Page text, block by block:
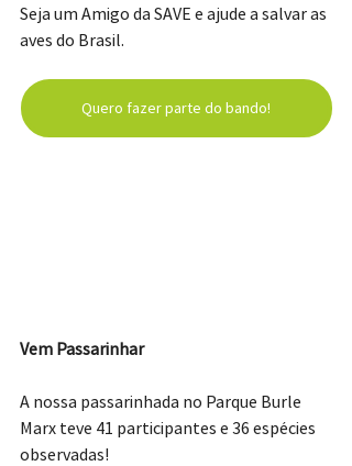
Seja um Amigo da SAVE e ajude a salvar as
aves do Brasil.
Quero fazer parte do bando!
Vem Passarinhar
A nossa passarinhada no Parque Burle
Marx teve 41 participantes e 36 espécies
observadas!